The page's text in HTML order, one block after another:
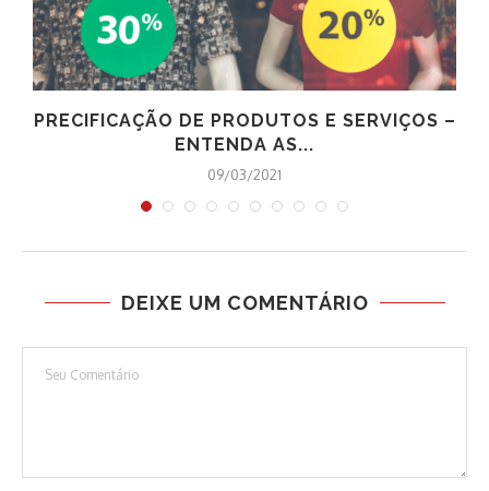
PRECIFICAÇÃO DE PRODUTOS E SERVIÇOS –
ENTENDA AS...
09/03/2021
DEIXE UM COMENTÁRIO